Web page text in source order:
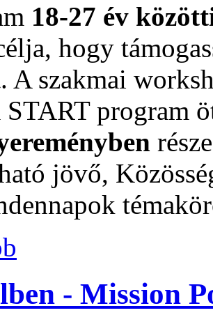
18-27 év
hogy
A szakmai
START program
jövő,
- Mission